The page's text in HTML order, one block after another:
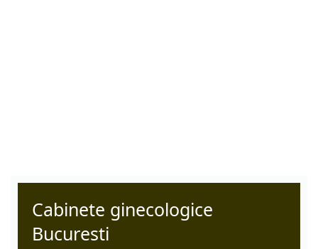
Cabinete ginecologice
Bucuresti